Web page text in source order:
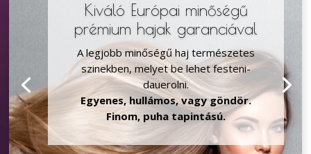
Kiváló Európai minőségű
prémium hajak garanciával
A legjobb minőségű haj természetes
szinekben, melyet be lehet festeni-
dauerolni.
Egyenes, hullámos, vagy göndör.
Finom, puha tapintású.
A Head Spa kezelés tökéletes választás
mindenkinek, aki szeretné javítani
fejbőre egészségét, megszabadulni a
hajproblémáktól, vagy egyszerűen egy
pihentető, luxus spa élményre vágyik.
Stresszoldás, hajhullás kezelése, korpa
és zsíros fejbőr problémák enyhítése
egyedülálló oxigénterápiás
kezelésünkkel.